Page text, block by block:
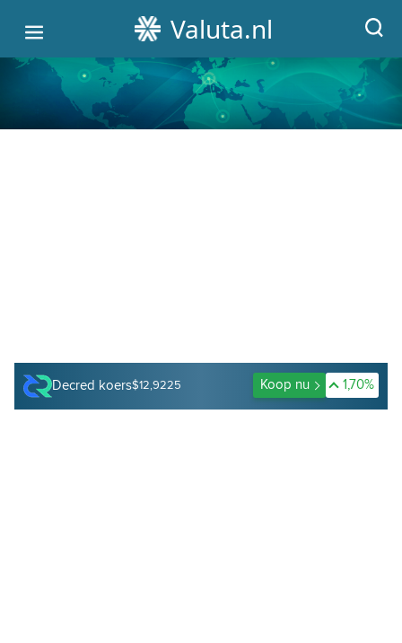
Valuta.nl
ALLE WISSELKOERSEN
Decred koers$12,9225 Koop nu 1,70%